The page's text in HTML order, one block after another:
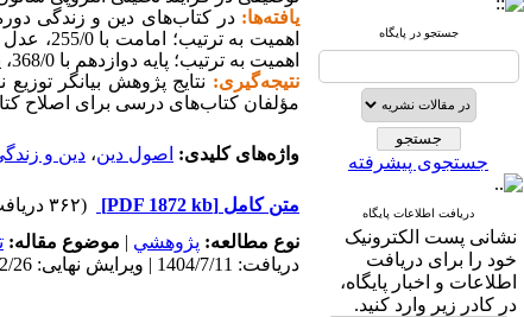
جستجو در پایگاه
جستجوی پیشرفته
دریافت اطلاعات پایگاه
نشانی پست الکترونیک
خود را برای دریافت
اطلاعات و اخبار پایگاه،
در کادر زیر وارد کنید.
یافته‌ها:
اهمیت به ترتیب؛ پایه دوازدهم با 368/0، پایه یازدهم با 323/0، پایه دهم با 309/0 بوده است.
نتیجه‌گیری: نتایج پژوهش بیانگر
مؤلفان کتاب‌های درسی برای اصلاح
واژه‌های کلیدی: اصول دین، دین و
متن کامل [PDF 1872 kb]
(۳۶۲ دریافت)
نوع مطالعه: پژوهشي | موضوع مقاله:
دریافت: 1404/7/11 | ویرایش نهایی: 1405/2/26 | پذیرش: 1404/9/22 | انتشار: 1404/10/5 | انتشار الکترونیک: 1404/10/5